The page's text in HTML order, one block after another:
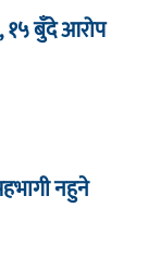
१५ बुँदे आरोप
नहुने